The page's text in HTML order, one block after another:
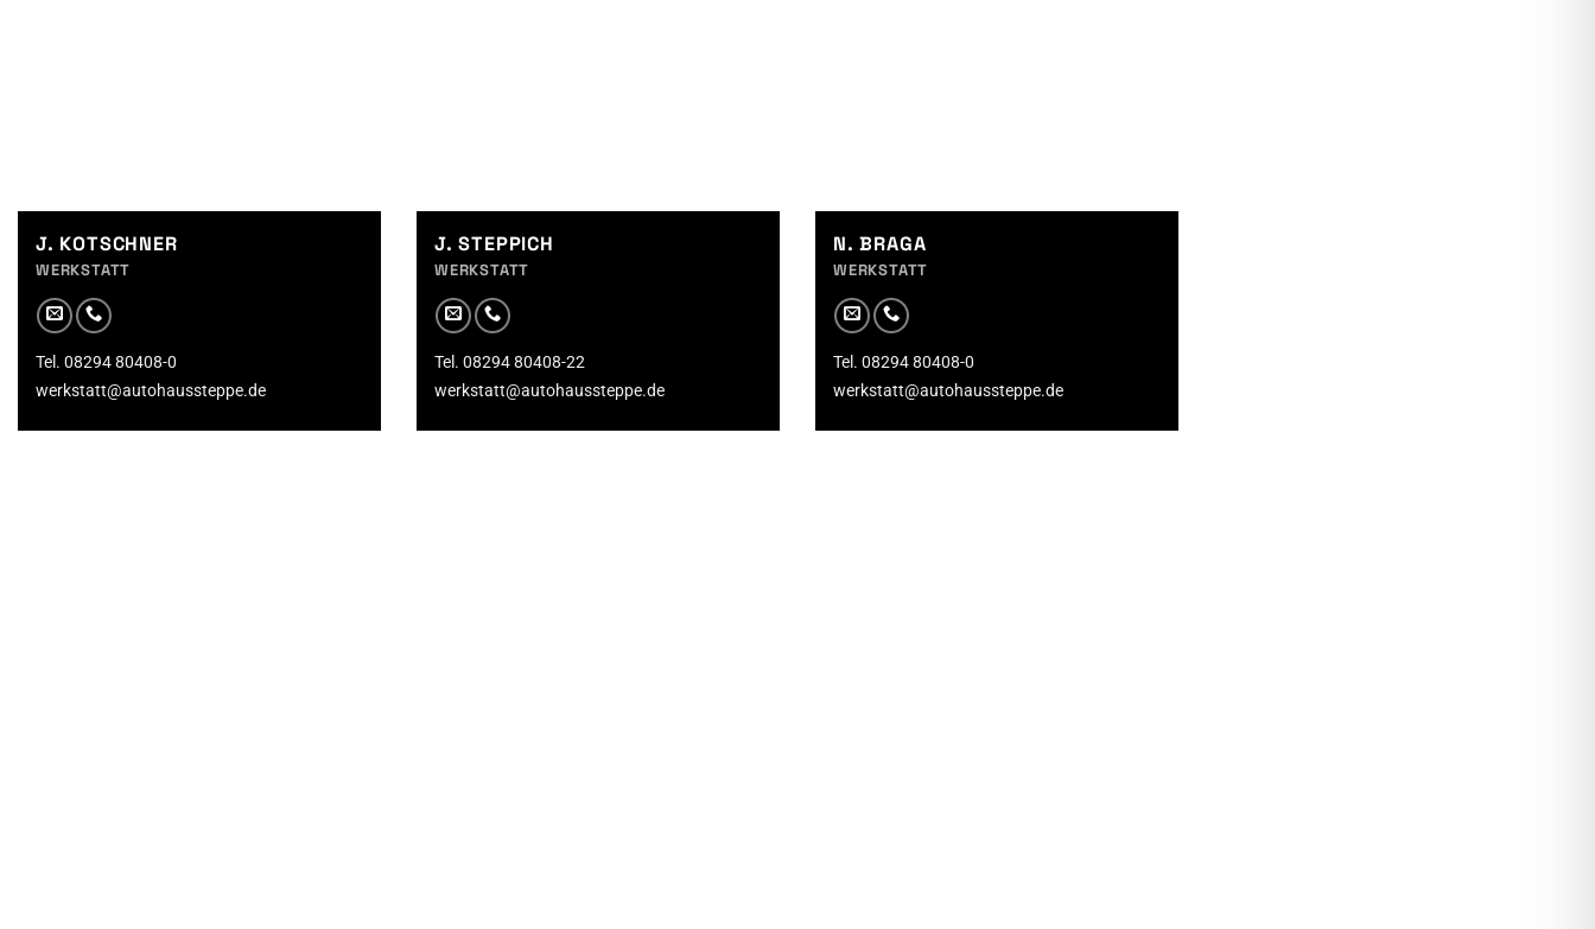
J. KOTSCHNER
WERKSTATT
Tel. 08294 80408-0
werkstatt@autohaussteppe.de
J. STEPPICH
WERKSTATT
Tel. 08294 80408-22
werkstatt@autohaussteppe.de
N. BRAGA
WERKSTATT
Tel. 08294 80408-0
werkstatt@autohaussteppe.de